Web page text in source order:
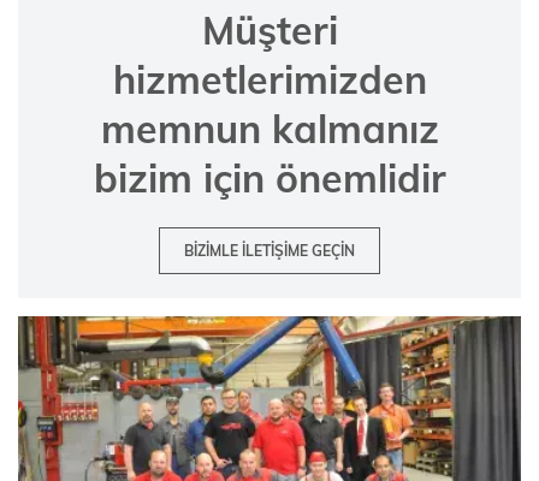
Müşteri
hizmetlerimizden
memnun kalmanız
bizim için önemlidir
BIZIMLE ILETIŞIME GEÇIN